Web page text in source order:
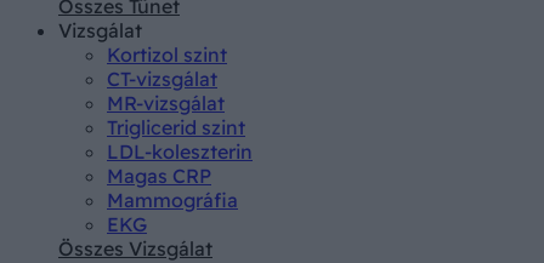
Összes Tünet
Vizsgálat
Kortizol szint
CT-vizsgálat
MR-vizsgálat
Triglicerid szint
LDL-koleszterin
Magas CRP
Mammográfia
EKG
Összes Vizsgálat